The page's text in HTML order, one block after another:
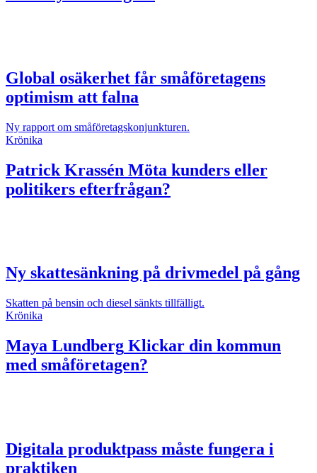
Global osäkerhet får småföretagens
optimism att falna
Ny rapport om småföretagskonjunkturen.
Krönika
Patrick Krassén Möta kunders eller
politikers efterfrågan?
Ny skattesänkning på drivmedel på gång
Skatten på bensin och diesel sänkts tillfälligt.
Krönika
Maya Lundberg Klickar din kommun
med småföretagen?
Digitala produktpass måste fungera i
praktiken